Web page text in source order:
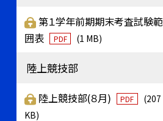
第１学年前期期末考査試験範
囲表
PDF (1 MB)
陸上競技部
陸上競技部(８月) PDF
(207
KB)